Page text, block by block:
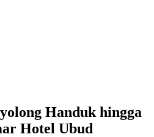
Handuk hingga
Hotel Ubud